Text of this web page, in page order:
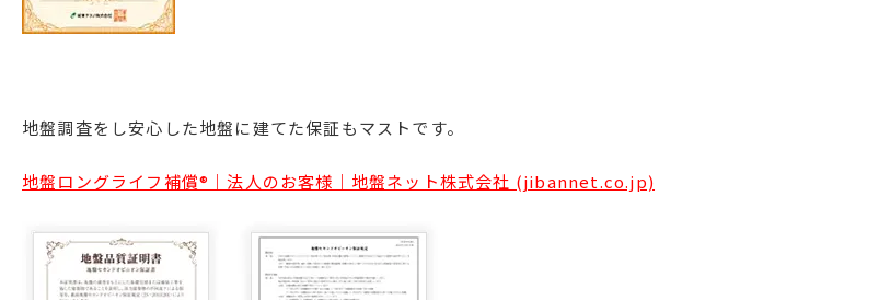
地盤調査をし安心した地盤に建てた保証もマストです。
地盤ロングライフ補償®｜法人のお客様｜地盤ネット株式会社 (jibannet.co.jp)